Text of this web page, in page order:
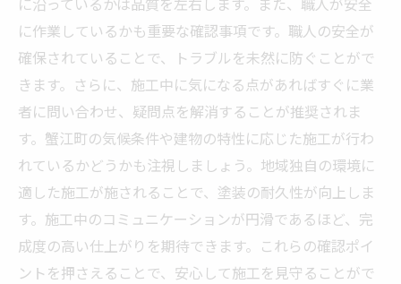
に作業しているかも重要な確認事項です。職人の安全が
確保されていることで、トラブルを未然に防ぐことがで
きます。さらに、施工中に気になる点があればすぐに業
者に問い合わせ、疑問点を解消することが推奨されま
す。蟹江町の気候条件や建物の特性に応じた施工が行わ
れているかどうかも注視しましょう。地域独自の環境に
適した施工が施されることで、塗装の耐久性が向上しま
す。施工中のコミュニケーションが円滑であるほど、完
成度の高い仕上がりを期待できます。これらの確認ポイ
ントを押さえることで、安心して施工を見守ることがで